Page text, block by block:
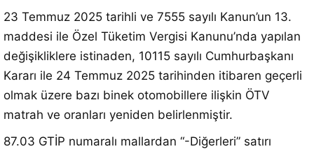
23 Temmuz 2025 tarihli ve 7555 sayılı Kanun’un 13.
maddesi ile Özel Tüketim Vergisi Kanunu’nda yapılan
değişikliklere istinaden, 10115 sayılı Cumhurbaşkanı
Kararı ile 24 Temmuz 2025 tarihinden itibaren geçerli
olmak üzere bazı binek otomobillere ilişkin ÖTV
matrah ve oranları yeniden belirlenmiştir.
87.03 GTİP numaralı mallardan “-Diğerleri” satırı